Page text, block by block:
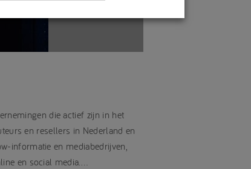
die actief zijn in het
en resellers in Nederland en
informatie en mediabedrijven,
en social media.…